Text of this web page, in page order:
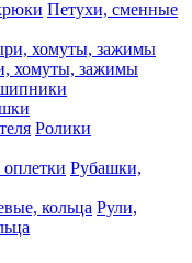
Петухи, сменные
хомуты, зажимы
Ролики
Рубашки,
Рули,